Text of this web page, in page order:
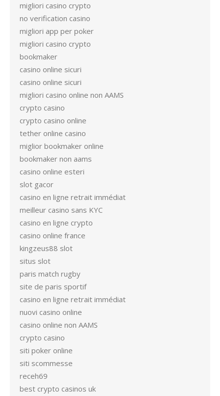
migliori casino crypto
no verification casino
migliori app per poker
migliori casino crypto
bookmaker
casino online sicuri
casino online sicuri
migliori casino online non AAMS
crypto casino
crypto casino online
tether online casino
miglior bookmaker online
bookmaker non aams
casino online esteri
slot gacor
casino en ligne retrait immédiat
meilleur casino sans KYC
casino en ligne crypto
casino online france
kingzeus88 slot
situs slot
paris match rugby
site de paris sportif
casino en ligne retrait immédiat
nuovi casino online
casino online non AAMS
crypto casino
siti poker online
siti scommesse
receh69
best crypto casinos uk